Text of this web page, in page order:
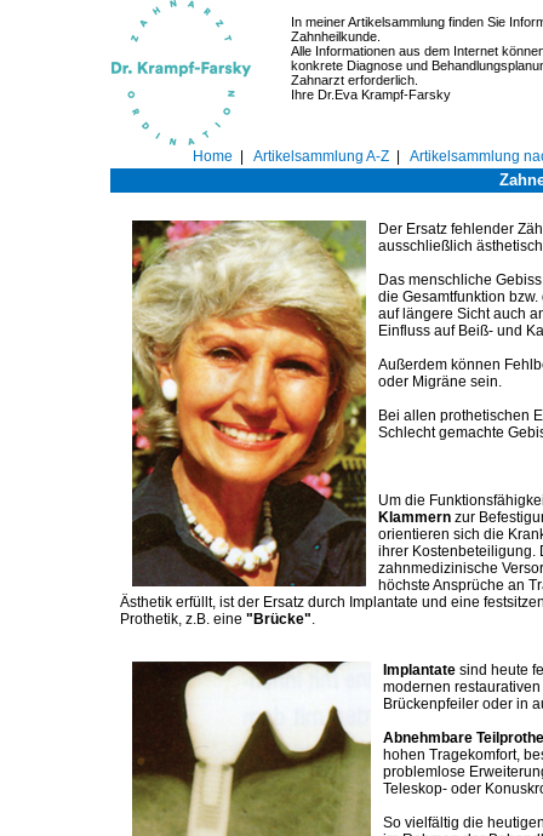
In meiner Artikelsammlung finden Sie
Zahnheilkunde.
Alle Informationen aus dem Internet
konkrete Diagnose und
Zahnarzt erforderlich.
Ihre Dr.Eva Krampf-Farsky
Home Artikelsammlung A-Z Artikelsammlung
Der Ersatz fehlender
ausschließlich
Das menschliche
die Gesamtfunktion
auf längere Sicht auch
Einfluss auf Beiß- und
Außerdem können
oder Migräne sein.
Bei allen prothetischen
Schlecht gemachte
Um die
Klammern zur
orientieren sich die
ihrer Kostenbeteiligung.
zahnmedizinische
höchste Ansprüche an
Ästhetik erfüllt, ist der Ersatz durch Implantate und eine
Prothetik, z.B. eine "Brücke".
Implantate sind heute
modernen
Brückenpfeiler oder in
Abnehmbare
hohen Tragekomfort,
problemlose
Teleskop- oder
So vielfältig die